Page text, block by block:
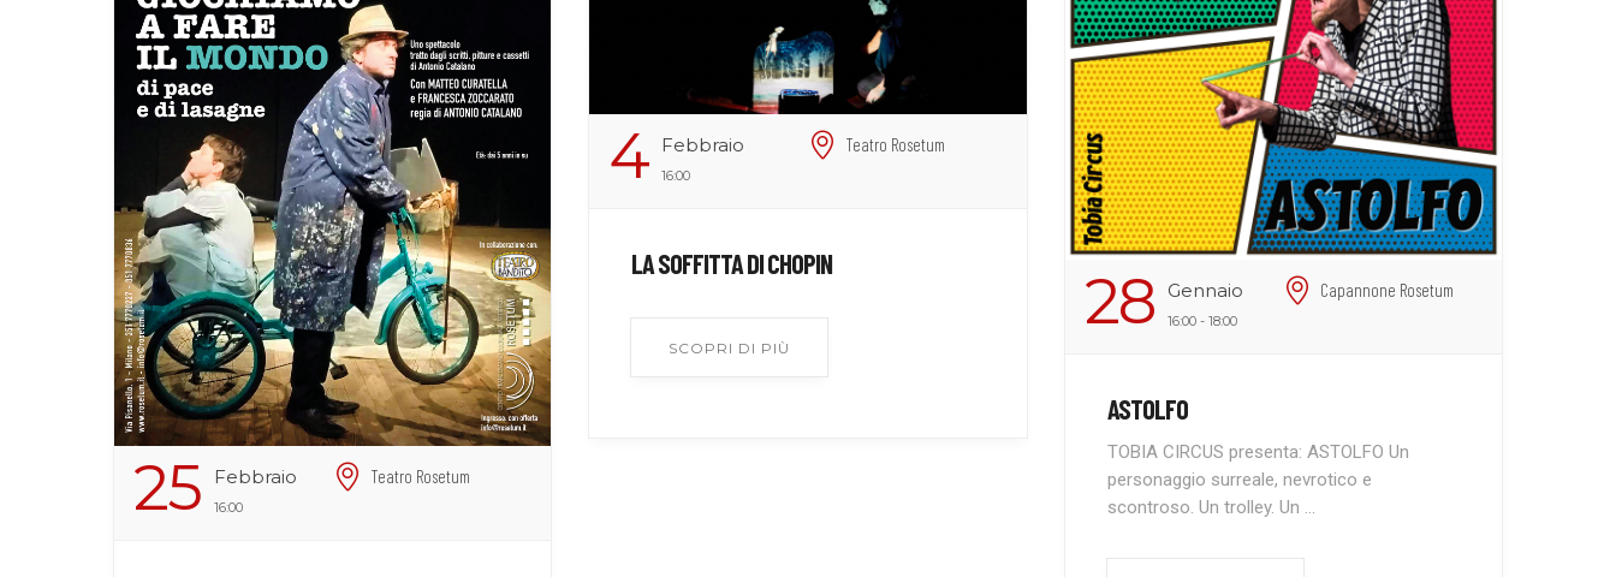
25 Febbraio
16:00
Teatro Rosetum
4 Febbraio
16:00
Teatro Rosetum
LA SOFFITTA DI CHOPIN
SCOPRI DI PIÙ
28 Gennaio
16:00 - 18:00
Capannone Rosetum
ASTOLFO
TOBIA CIRCUS presenta: ASTOLFO Un
personaggio surreale, nevrotico e
scontroso. Un trolley. Un ...